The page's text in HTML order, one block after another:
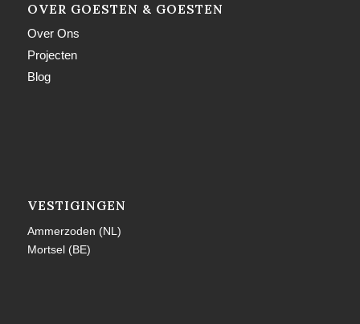
OVER GOESTEN & GOESTEN
Over Ons
Projecten
Blog
VESTIGINGEN
Ammerzoden (NL)
Mortsel (BE)